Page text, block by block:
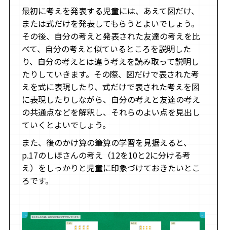
最初に考えを発表する児童には、あえて図だけ、
または式だけを発表してもらうとよいでしょう。
その後、自分の考えと発表された友達の考えを比
べて、自分の考えと似ているところを説明した
り、自分の考えとは違う考えを読み取って説明し
たりしていきます。その際、図だけで表された考
えを式に表現したり、式だけで表された考えを図
に表現したりしながら、自分の考えと友達の考え
の共通点などを解釈し、それらのよい点を見出し
ていくとよいでしょう。
また、後のかけ算の筆算の学習を見据えると、
p.17のしほさんの考え（12を10と2に分ける考
え）をしっかりと児童に印象づけておきたいとこ
ろです。